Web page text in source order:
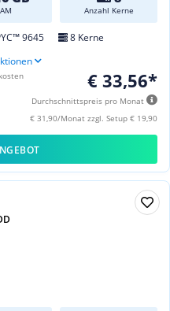
Anzahl Kerne
9645
8 Kerne
€ 33,56*
Durchschnittspreis pro Monat
€ 31,90/Monat zzgl. Setup € 19,90